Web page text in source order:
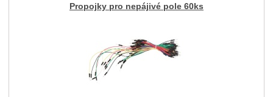
Propojky pro nepájivé pole 60ks